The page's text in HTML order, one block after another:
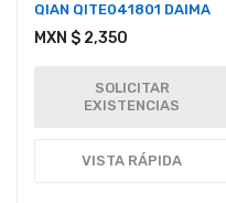
QIAN QITE041801 DAIMA
MXN $ 2,350
SOLICITAR
EXISTENCIAS
VISTA RÁPIDA